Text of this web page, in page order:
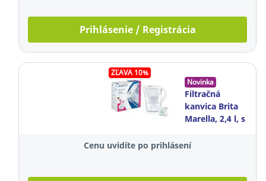
Prihlásenie / Registrácia
ZĽAVA 10%
Novinka
Filtračná
kanvica Brita
Marella, 2,4 l, s
patrónami,
Cenu uvidíte po prihlásení